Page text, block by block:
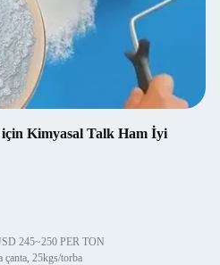
için Kimyasal Talk Ham İyi
245~250 PER TON
çanta, 25kgs/torba